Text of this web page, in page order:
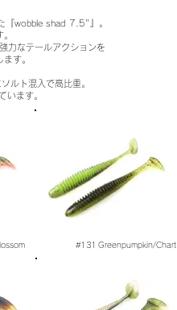
『wobble shad 7.5"』。
力なテールアクションを
す。
ルト混入で高比重。
います。
#131 Greenpumpkin/Chart